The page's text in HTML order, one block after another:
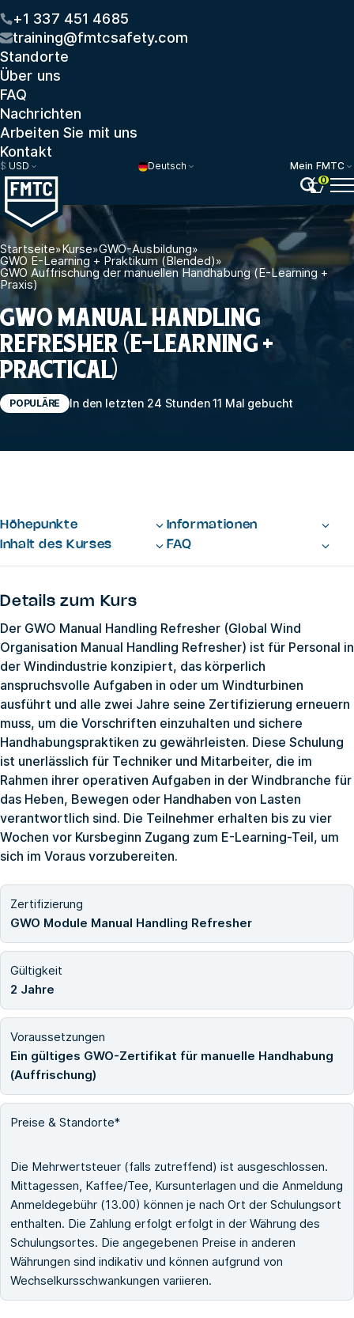
+1 337 451 4685
training@fmtcsafety.com
Standorte
Über uns
FAQ
Nachrichten
Arbeiten Sie mit uns
Kontakt
$ USD Deutsch
Mein FMTC
0
Startseite»Kurse»GWO-Ausbildung»
GWO E-Learning + Praktikum (Blended)»
GWO Auffrischung der manuellen Handhabung (E-Learning +
Praxis)
GWO MANUAL HANDLING
REFRESHER (E-LEARNING +
PRACTICAL)
POPULÄRE In den letzten 24 Stunden 11 Mal gebucht
Höhepunkte
Informationen
Inhalt des Kurses
FAQ
Details zum Kurs
Der GWO Manual Handling Refresher (Global Wind
Organisation Manual Handling Refresher) ist für Personal in
der Windindustrie konzipiert, das körperlich
anspruchsvolle Aufgaben in oder um Windturbinen
ausführt und alle zwei Jahre seine Zertifizierung erneuern
muss, um die Vorschriften einzuhalten und sichere
Handhabungspraktiken zu gewährleisten. Diese Schulung
ist unerlässlich für Techniker und Mitarbeiter, die im
Rahmen ihrer operativen Aufgaben in der Windbranche für
das Heben, Bewegen oder Handhaben von Lasten
verantwortlich sind. Die Teilnehmer erhalten bis zu vier
Wochen vor Kursbeginn Zugang zum E-Learning-Teil, um
sich im Voraus vorzubereiten.
Zertifizierung
GWO Module Manual Handling Refresher
Gültigkeit
2 Jahre
Voraussetzungen
Ein gültiges GWO-Zertifikat für manuelle Handhabung
(Auffrischung)
Preise & Standorte*
Die Mehrwertsteuer (falls zutreffend) ist ausgeschlossen.
Mittagessen, Kaffee/Tee, Kursunterlagen und die Anmeldung
Anmeldegebühr (13.00) können je nach Ort der Schulungsort
enthalten. Die Zahlung erfolgt erfolgt in der Währung des
Schulungsortes. Die angegebenen Preise in anderen
Währungen sind indikativ und können aufgrund von
Wechselkursschwankungen variieren.